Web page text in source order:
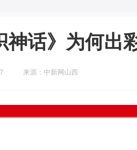
神话》为何出
来源：中新网山西